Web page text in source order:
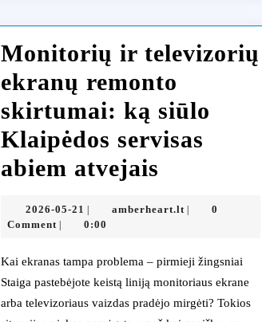
Monitorių ir televizorių
ekranų remonto
skirtumai: ką siūlo
Klaipėdos servisas
abiem atvejais
televizorių
ekranų
remonto
skirtumai:
2026-05-21 2026-
05-
amberheart.ltamberheart.lt
0
Comment
0:00
Kai ekranas tampa problema – pirmieji žingsniai
Staiga pastebėjote keistą liniją monitoriaus ekrane
arba televizoriaus vaizdas pradėjo mirgėti? Tokios